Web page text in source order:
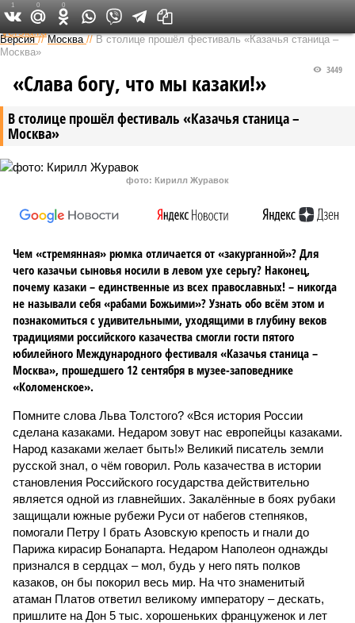
Федеральный выпуск
Версия //Москва //В столице прошёл фестиваль «Казачья станица –
Москва»
В столице прошёл фестиваль «Казачья станица –
Москва»
3449
«Слава богу, что мы казаки!»
фото: Кирилл Журавок
Чем «стремянная» рюмка отличается от «закурганной»? Для
чего казачьи сыновья носили в левом ухе серьгу? Наконец,
почему казаки – единственные из всех православных! – никогда
не называли себя «рабами Божьими»? Узнать обо всём этом и
познакомиться с удивительными, уходящими в глубину веков
традициями российского казачества смогли гости пятого
юбилейного Международного фестиваля «Казачья станица –
Москва», прошедшего 12 сентября в музее-заповеднике
«Коломенское».
Помните слова Льва Толстого? «Вся история России
сделана казаками. Недаром зовут нас европейцы казаками.
Народ казаками желает быть!» Великий писатель земли
русской знал, о чём говорил. Роль казачества в истории
становления Российского государства действительно
является одной из главнейших. Закалённые в боях рубаки
защищали южные рубежи Руси от набегов степняков,
помогали Петру I брать Азовскую крепость и гнали до
Парижа кирасир Бонапарта. Недаром Наполеон однажды
признался в сердцах – мол, будь у него пять полков
казаков, он бы покорил весь мир. На что знаменитый
атаман Платов ответил великому императору – дескать,
пришлите на Дон 5 тыс. хорошеньких француженок и лет
1 0 0